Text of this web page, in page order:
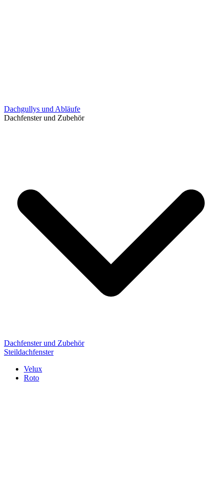
Dachgullys und Abläufe
Dachfenster und Zubehör
Dachfenster und Zubehör
Steildachfenster
Velux
Roto